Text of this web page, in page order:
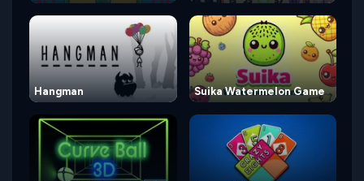
Hangman Suika Watermelon Game